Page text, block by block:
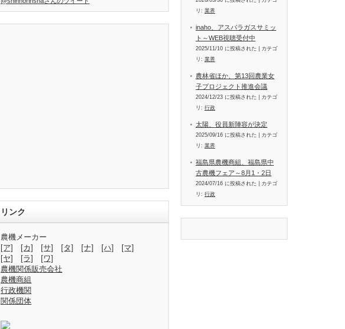
リンク
農機メーカー
[ア]
[カ] [サ] [タ] [ナ] [ハ]
[マ]
[ヤ]
[ラ]
[ワ]
農機関係販売会社
農機商組
行政機関
関係団体
リ: 業界
inaho、アスパラガスサミッ
ト～WEB視聴受付中
2025/11/10 に投稿された
カテゴ
リ: 業界
農林省ほか、第13回農業女
子プロジェクト推進会議
2024/12/23 に投稿された
カテゴ
リ: 行政
太陽、役員新陣容が決定
2025/09/16 に投稿された
カテゴ
リ: 業界
福島県農機商組、福島県中
古農機フェア～8月1・2日
2024/07/16 に投稿された
カテゴ
リ: 行政